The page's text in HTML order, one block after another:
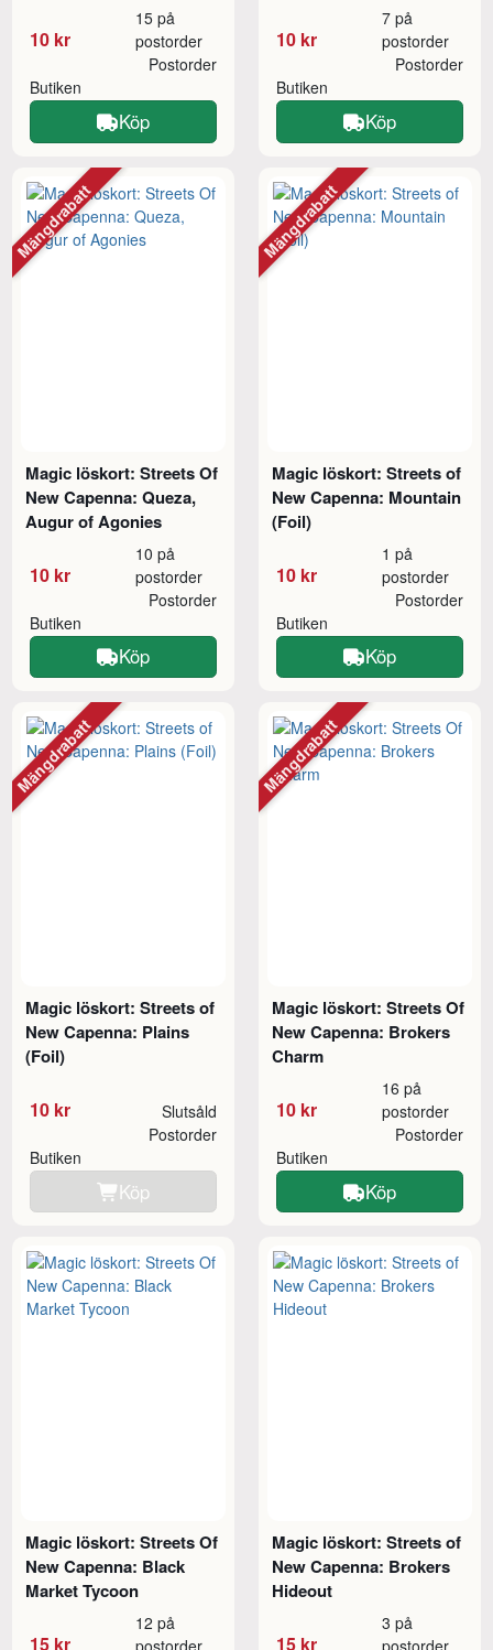
10 kr
15 på
postorder
Butiken
Postorder
Köp
10 kr
7 på
postorder
Butiken
Postorder
Köp
Magic löskort: Streets Of
New Capenna: Queza,
Augur of Agonies
10 kr
10 på
postorder
Butiken
Postorder
Köp
Mängdrabatt
Magic löskort: Streets of
New Capenna: Mountain
(Foil)
10 kr
1 på
postorder
Butiken
Postorder
Köp
Mängdrabatt
Magic löskort: Streets of
New Capenna: Plains
(Foil)
10 kr Slutsåld
Butiken
Postorder
Köp
Mängdrabatt
Magic löskort: Streets Of
New Capenna: Brokers
Charm
10 kr
16 på
postorder
Butiken
Postorder
Köp
Mängdrabatt
Magic löskort: Streets Of
New Capenna: Black
Market Tycoon
15 kr
12 på
Magic löskort: Streets of
New Capenna: Brokers
Hideout
15 kr
3 på